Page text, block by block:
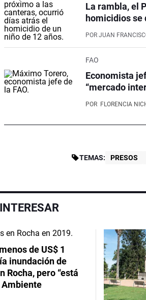
La rambla, el
homicidios se
POR JUAN
FAO
Economista
“mercado
POR FLORENCIA
TEMAS: PRESOS
de US$ 1
inundación de
Rocha, pero “está
Ambiente